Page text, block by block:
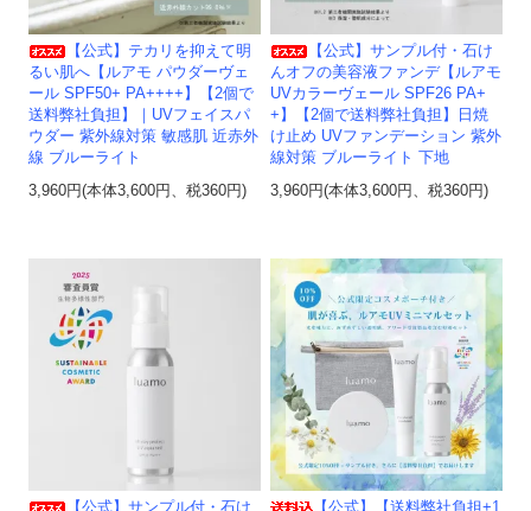
【公式】テカリを抑えて明
るい肌へ【ルアモ パウダーヴェ
ール SPF50+ PA++++】【2個で
送料弊社負担】｜UVフェイスパ
ウダー 紫外線対策 敏感肌 近赤外
線 ブルーライト
3,960円(本体3,600円、税360円)
【公式】サンプル付・石け
んオフの美容液ファンデ【ルアモ
UVカラーヴェール SPF26 PA+
+】【2個で送料弊社負担】日焼
け止め UVファンデーション 紫外
線対策 ブルーライト 下地
3,960円(本体3,600円、税360円)